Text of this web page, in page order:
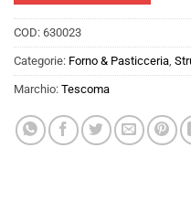
COD: 630023
Categorie: Forno & Pasticceria,
Marchio: Tescoma